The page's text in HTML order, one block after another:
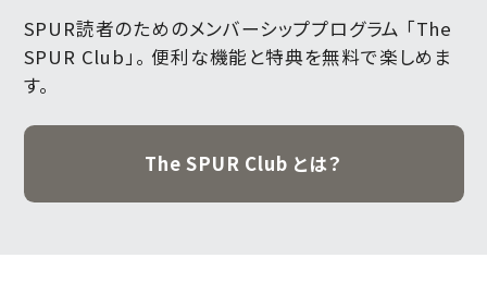
SPUR読者のためのメンバーシッププログラム 「The
SPUR Club」。 便利な機能と特典を無料で楽しめま
す。
The SPUR Club とは？